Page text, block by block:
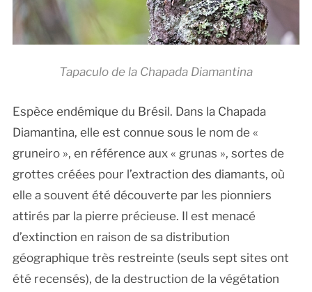
Tapaculo de la Chapada Diamantina
Espèce endémique du Brésil. Dans la Chapada
Diamantina, elle est connue sous le nom de «
gruneiro », en référence aux « grunas », sortes de
grottes créées pour l’extraction des diamants, où
elle a souvent été découverte par les pionniers
attirés par la pierre précieuse. Il est menacé
d’extinction en raison de sa distribution
géographique très restreinte (seuls sept sites ont
été recensés), de la destruction de la végétation